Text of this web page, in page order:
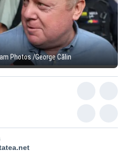
Photos /George Călin